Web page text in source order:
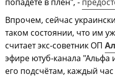
Впрочем, сейчас
таком состоянии, что им
считает экс-советник ОП
эфире ютуб-канала "Альфа
его подсчётам, каждый